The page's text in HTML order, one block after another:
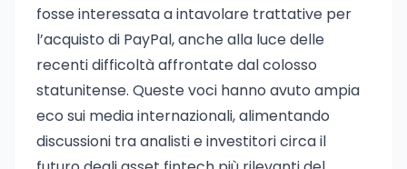
fosse interessata a intavolare trattative per
l’acquisto di PayPal, anche alla luce delle
recenti difficoltà affrontate dal colosso
statunitense. Queste voci hanno avuto ampia
eco sui media internazionali, alimentando
discussioni tra analisti e investitori circa il